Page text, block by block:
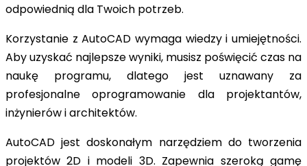
odpowiednią dla Twoich potrzeb.
Korzystanie z AutoCAD wymaga wiedzy i umiejętności.
Aby uzyskać najlepsze wyniki, musisz poświęcić czas na
naukę programu, dlatego jest uznawany za
profesjonalne oprogramowanie dla projektantów,
inżynierów i architektów.
AutoCAD jest doskonałym narzędziem do tworzenia
projektów 2D i modeli 3D. Zapewnia szeroką gamę